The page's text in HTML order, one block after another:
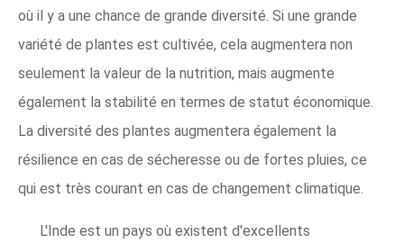
où il y a une chance de grande diversité. Si une grande
variété de plantes est cultivée, cela augmentera non
seulement la valeur de la nutrition, mais augmente
également la stabilité en termes de statut économique.
La diversité des plantes augmentera également la
résilience en cas de sécheresse ou de fortes pluies, ce
qui est très courant en cas de changement climatique.
L'Inde est un pays où existent d'excellents